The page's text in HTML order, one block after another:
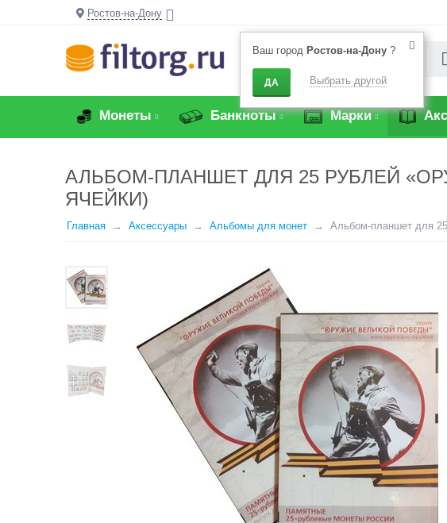
Ростов-на-Дону
Ваш город Ростов-на-Дону ?
ДА Выбрать другой
Монеты Банкноты Марки
АЛЬБОМ-ПЛАНШЕТ ДЛЯ 25 РУБЛЕЙ
ЯЧЕЙКИ)
Главная Аксессуары Альбомы для монет Альбом-планшет для